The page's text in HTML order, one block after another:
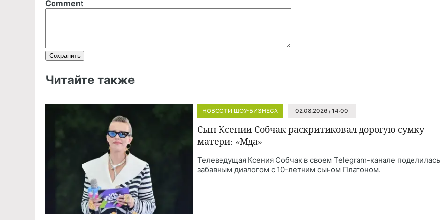
Comment
Читайте также
НОВОСТИ ШОУ-БИЗНЕСА 02.08.2026 / 14:00
Сын Ксении Собчак раскритиковал дорогую сумку
матери: «Мда»
Телеведущая Ксения Собчак в своем Telegram-канале поделилась
забавным диалогом с 10-летним сыном Платоном.